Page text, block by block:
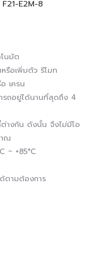
F21-E2M-8
นมัต
รือเพิ่มตัว รีโมท
เครน
รถอยู่ได้นานที่สุดถึง 4
างกัน ดังนั้น จึงไม่มีโอ
ณ
~ +85°C
ตามต้องการ